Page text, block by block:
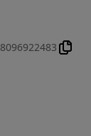
8096922483